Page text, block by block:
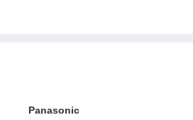
Panasonic